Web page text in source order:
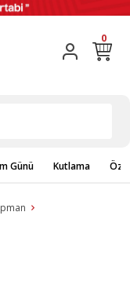
0
Günü Kutlama